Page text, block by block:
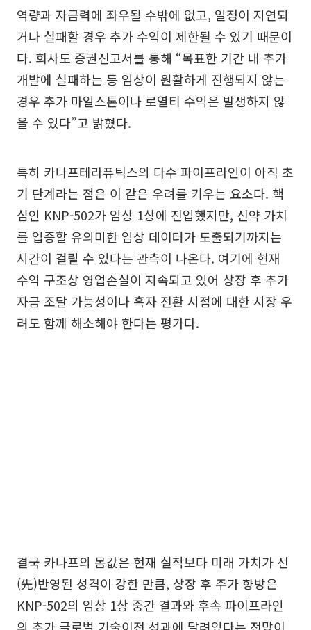
역량과 자금력에 좌우될 수밖에 없고, 일정이 지연되
거나 실패할 경우 추가 수익이 제한될 수 있기 때문이
다. 회사도 증권신고서를 통해 “목표한 기간 내 추가
개발에 실패하는 등 임상이 원활하게 진행되지 않는
경우 추가 마일스톤이나 로열티 수익은 발생하지 않
을 수 있다”고 밝혔다.
특히 카나프테라퓨틱스의 다수 파이프라인이 아직 초
기 단계라는 점은 이 같은 우려를 키우는 요소다. 핵
심인 KNP-502가 임상 1상에 진입했지만, 신약 가치
를 입증할 유의미한 임상 데이터가 도출되기까지는
시간이 걸릴 수 있다는 관측이 나온다. 여기에 현재
수익 구조상 영업손실이 지속되고 있어 상장 후 추가
자금 조달 가능성이나 흑자 전환 시점에 대한 시장 우
려도 함께 해소해야 한다는 평가다.
결국 카나프의 몸값은 현재 실적보다 미래 가치가 선
(先)반영된 성격이 강한 만큼, 상장 후 주가 향방은
KNP-502의 임상 1상 중간 결과와 후속 파이프라인